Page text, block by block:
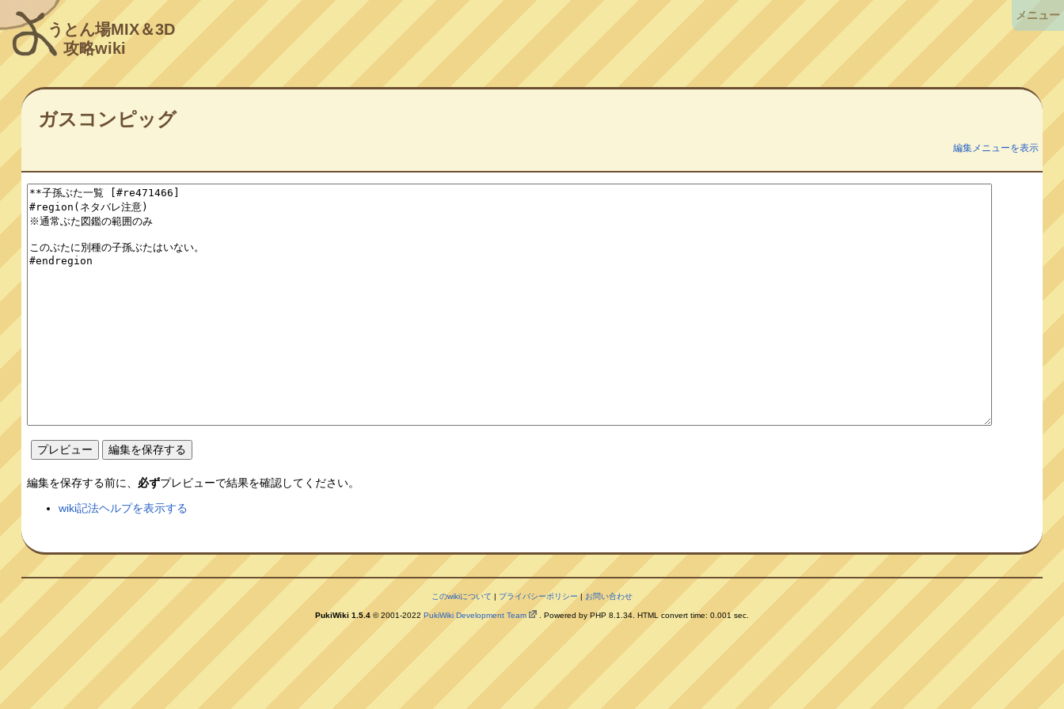
うとん場MIX＆3D
攻略wiki
ガスコンピッグ
編集メニューを表示
編集を保存する前に、 必ずプレビューで結果を確認してください。
wiki記法ヘルプを表示する
このwikiについて | プライバシーポリシー| お問い合わせ
PukiWiki 1.5.4 © 2001-2022 PukiWiki Development Team . Powered by PHP 8.1.34. HTML convert time: 0.001 sec.
メニュー